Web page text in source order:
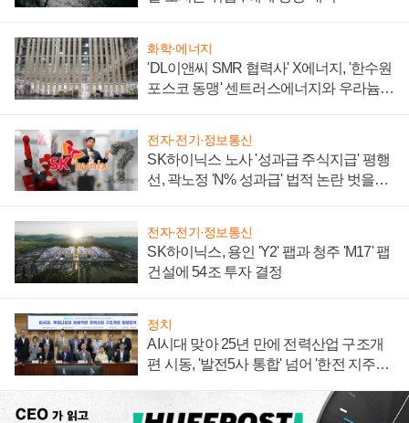
화학·에너지
'DL이앤씨 SMR 협력사' X에너지, '한수원
포스코 동맹' 센트러스에너지와 우라늄
전자·전기·정보통신
SK하이닉스 노사 '성과급 주식지급' 평행
선, 곽노정 'N% 성과급' 법적 논란 벗을지
전자·전기·정보통신
SK하이닉스, 용인 'Y2' 팹과 청주 'M17' 팹
건설에 54조 투자 결정
정치
AI시대 맞아 25년 만에 전력산업 구조개
편 시동, '발전5사 통합' 넘어 '한전 지주사'